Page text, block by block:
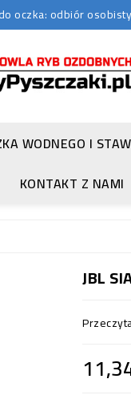
oczka: odbiór
WODNEGO I
KONTAKT Z NAMI
JBL